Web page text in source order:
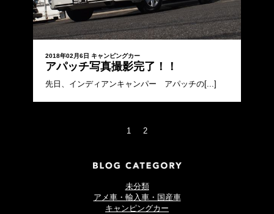
2018年02月6日 キャンピングカー
アパッチ写真撮影完了！！
先日、インディアンキャンパー アパッチの[...]
1 2
未分類
アメ車・輸入車・国産車
キャンピングカー